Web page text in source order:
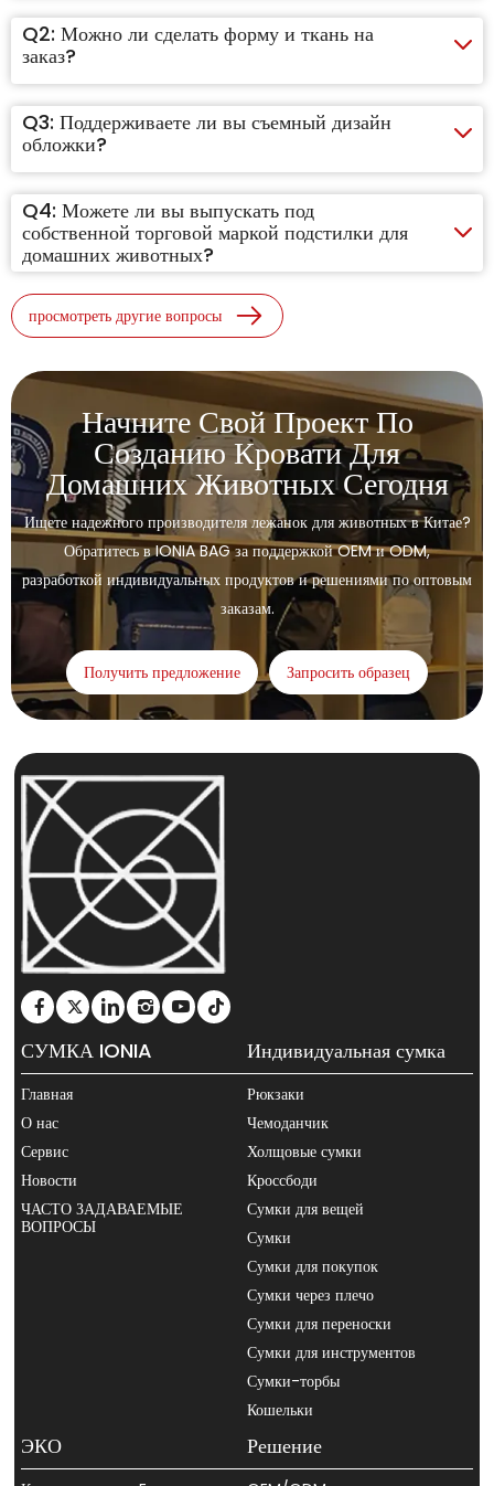
Q2: Можно ли сделать форму и ткань на
заказ?
Q3: Поддерживаете ли вы съемный дизайн
обложки?
Q4: Можете ли вы выпускать под
собственной торговой маркой подстилки для
домашних животных?
просмотреть другие вопросы
Начните Свой Проект По
Созданию Кровати Для
Домашних Животных Сегодня
Ищете надежного производителя лежанок для животных в Китае?
Обратитесь в IONIA BAG за поддержкой OEM и ODM,
разработкой индивидуальных продуктов и решениями по оптовым
заказам.
Получить предложение Запросить образец
СУМКА IONIA
Главная
О нас
Сервис
Новости
ЧАСТО ЗАДАВАЕМЫЕ
ВОПРОСЫ
Индивидуальная сумка
Рюкзаки
Чемоданчик
Холщовые сумки
Кроссбоди
Сумки для вещей
Сумки
Сумки для покупок
Сумки через плечо
Сумки для переноски
Сумки для инструментов
Сумки-торбы
Кошельки
ЭКО Решение